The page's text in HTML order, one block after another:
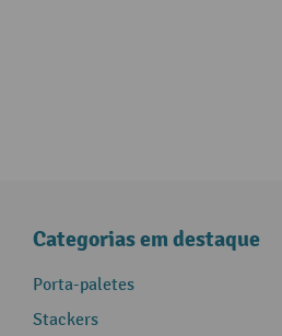
Categorias em destaque
Porta-paletes
Stackers